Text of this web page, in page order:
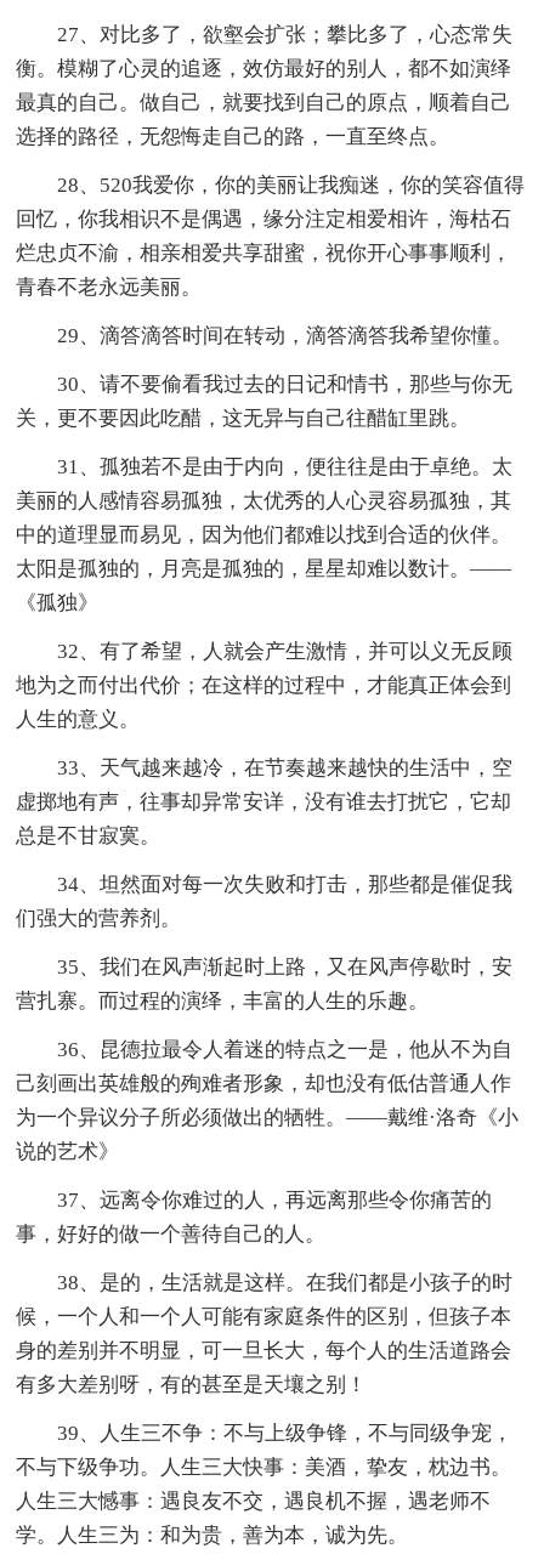
27、对比多了，欲壑会扩张；攀比多了，心态常失
衡。模糊了心灵的追逐，效仿最好的别人，都不如演绎
最真的自己。做自己，就要找到自己的原点，顺着自己
选择的路径，无怨悔走自己的路，一直至终点。
28、520我爱你，你的美丽让我痴迷，你的笑容值得
回忆，你我相识不是偶遇，缘分注定相爱相许，海枯石
烂忠贞不渝，相亲相爱共享甜蜜，祝你开心事事顺利，
青春不老永远美丽。
29、滴答滴答时间在转动，滴答滴答我希望你懂。
30、请不要偷看我过去的日记和情书，那些与你无
关，更不要因此吃醋，这无异与自己往醋缸里跳。
31、孤独若不是由于内向，便往往是由于卓绝。太
美丽的人感情容易孤独，太优秀的人心灵容易孤独，其
中的道理显而易见，因为他们都难以找到合适的伙伴。
太阳是孤独的，月亮是孤独的，星星却难以数计。——
《孤独》
32、有了希望，人就会产生激情，并可以义无反顾
地为之而付出代价；在这样的过程中，才能真正体会到
人生的意义。
33、天气越来越冷，在节奏越来越快的生活中，空
虚掷地有声，往事却异常安详，没有谁去打扰它，它却
总是不甘寂寞。
34、坦然面对每一次失败和打击，那些都是催促我
们强大的营养剂。
35、我们在风声渐起时上路，又在风声停歇时，安
营扎寨。而过程的演绎，丰富的人生的乐趣。
36、昆德拉最令人着迷的特点之一是，他从不为自
己刻画出英雄般的殉难者形象，却也没有低估普通人作
为一个异议分子所必须做出的牺牲。——戴维·洛奇《小
说的艺术》
37、远离令你难过的人，再远离那些令你痛苦的
事，好好的做一个善待自己的人。
38、是的，生活就是这样。在我们都是小孩子的时
候，一个人和一个人可能有家庭条件的区别，但孩子本
身的差别并不明显，可一旦长大，每个人的生活道路会
有多大差别呀，有的甚至是天壤之别！
39、人生三不争：不与上级争锋，不与同级争宠，
不与下级争功。人生三大快事：美酒，挚友，枕边书。
人生三大憾事：遇良友不交，遇良机不握，遇老师不
学。人生三为：和为贵，善为本，诚为先。